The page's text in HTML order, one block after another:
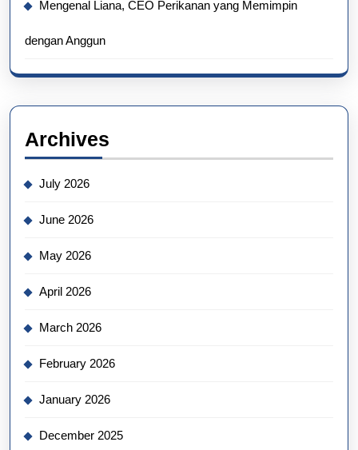
Mengenal Liana, CEO Perikanan yang Memimpin
dengan Anggun
Archives
July 2026
June 2026
May 2026
April 2026
March 2026
February 2026
January 2026
December 2025